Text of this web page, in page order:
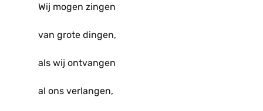
Wij mogen zingen
van grote dingen,
als wij ontvangen
al ons verlangen,